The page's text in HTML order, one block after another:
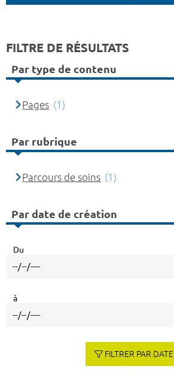
FILTRE DE RÉSULTATS
Par type de contenu
Pages (1)
Par rubrique
Parcours de soins (1)
Par date de création
Du
à
FILTRER PAR DATE